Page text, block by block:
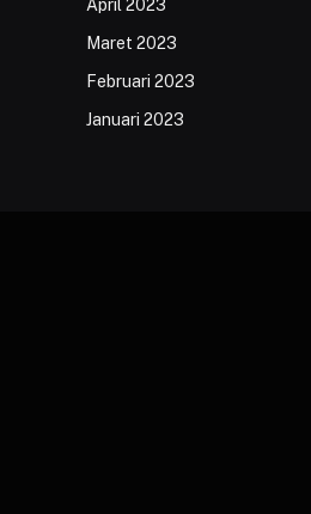
April 2023
Maret 2023
Februari 2023
Januari 2023